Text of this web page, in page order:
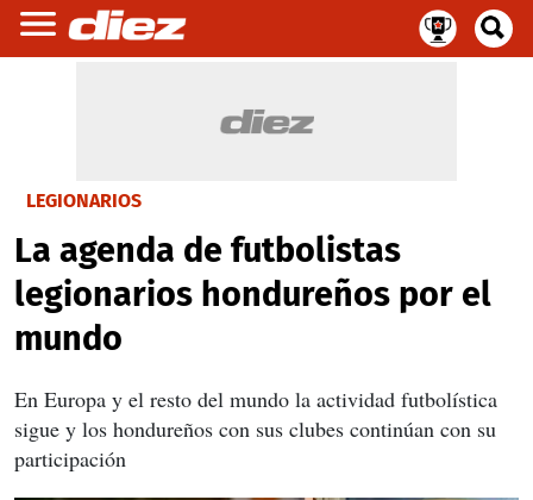
LEGIONARIOS
La agenda de futbolistas
legionarios hondureños por el
mundo
En Europa y el resto del mundo la actividad futbolística
sigue y los hondureños con sus clubes continúan con su
participación